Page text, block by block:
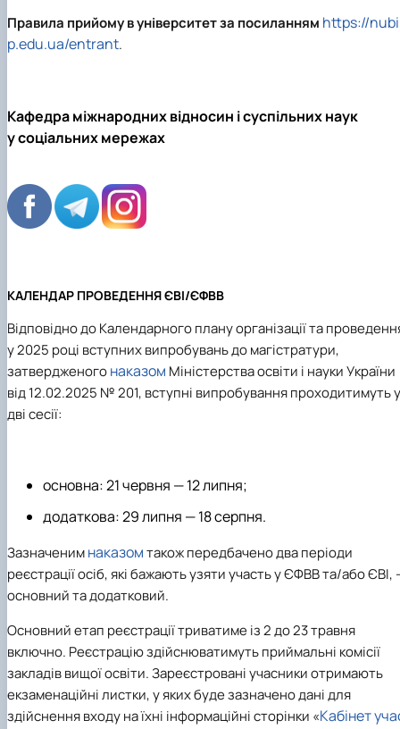
Правила прийому в університет за посиланням https://nubi
p.edu.ua/entrant.
Кафедра міжнародних відносин і суспільних наук
у соціальних мережах
КАЛЕНДАР ПРОВЕДЕННЯ ЄВІ/ЄФВВ
Відповідно до Календарного плану організації та
у 2025 році вступних випробувань до магістратури,
затвердженогонаказом Міністерства освіти і науки України
від 12.02.2025 № 201, вступні випробування проходитимуть у
дві сесії:
основна: 21 червня — 12 липня;
додаткова:29 липня — 18 серпня.
Зазначенимнаказомтакож передбачено два періоди
реєстрації осіб, які бажають узяти участь у ЄФВВ та/або ЄВІ,
основний та додатковий.
Основний етап реєстрації триватимеіз 2 до 23 травня
включно. Реєстрацію здійснюватимуть приймальні комісії
закладів вищої освіти. Зареєстровані учасники отримають
екзаменаційні листки, у яких буде зазначено дані для
здійснення входу на їхні інформаційні сторінки «Кабінет